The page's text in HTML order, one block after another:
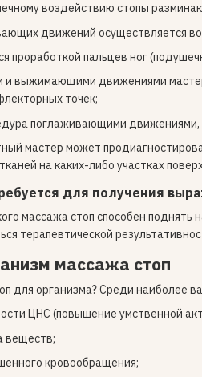
воздействию стопы
движений осуществляется
проработкой пальцев ног
выжимающими движениями
точек;
поглаживающими движениями,
мастер может
на каких-либо участках
для получения
массажа стоп способен
терапевтической
массажа стоп
для организма? Среди наиболее
ЦНС (повышение умственной
веществ;
кровообращения;